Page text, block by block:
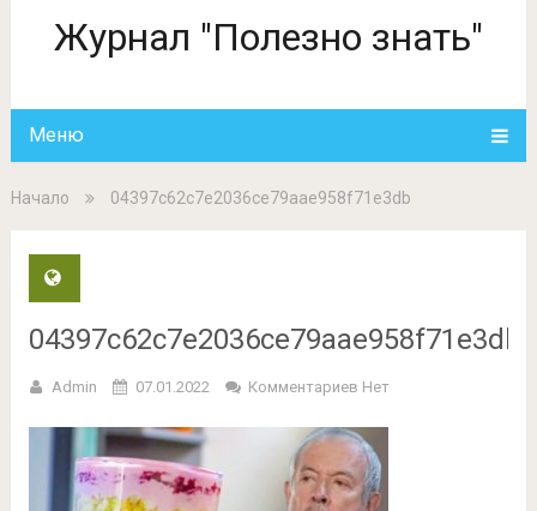
Журнал "Полезно знать"
Меню
Начало 04397c62c7e2036ce79aae958f71e3db
04397c62c7e2036ce79aae958f71e3db
Admin 07.01.2022 Комментариев Нет